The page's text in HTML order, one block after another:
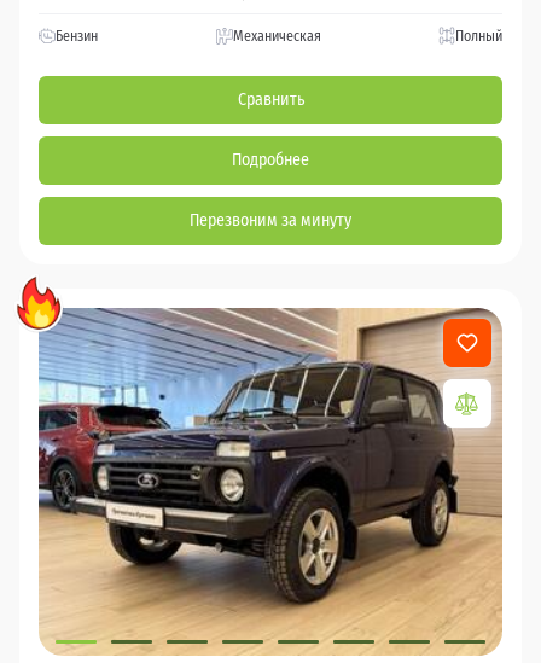
Бензин Механическая Полный
Сравнить
Подробнее
Перезвоним за минуту